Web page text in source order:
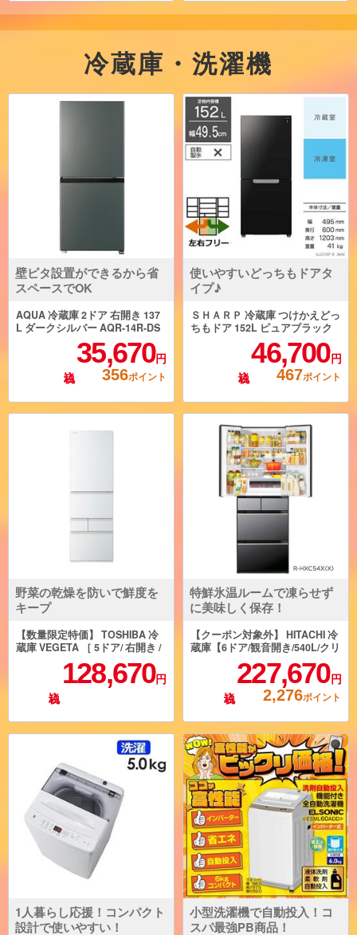
冷蔵庫・洗濯機
壁ピタ設置ができるから省
スペースでOK
AQUA 冷蔵庫 2ドア 右開き 137
L ダークシルバー AQR-14R-DS
35,670円
356ポイント
使いやすいどっちもドアタ
イプ♪
ＳＨＡＲＰ 冷蔵庫 つけかえどっ
ちもドア 152L ピュアブラック
46,700 円
467ポイント
野菜の乾燥を防いで鮮度を
キープ
【数量限定特価】 TOSHIBA 冷
蔵庫 VEGETA ［ 5ドア/ 右開き /
411L/ グランホワイト］ ★大
型配送対象商品 GR-Y41GXK-EW
128,670円
特鮮氷温ルームで凍らせず
に美味しく保存！
【クーポン対象外】 HITACHI 冷
蔵庫【6ドア/観音開き/540L/クリ
スタルミラー】 ★大型配送対象
商品 R-HXC54X-X227,670 円
2,276ポイント
1人暮らし応援！コンパクト
設計で使いやすい！
小型洗濯機で自動投入！コ
スパ最強PB商品！